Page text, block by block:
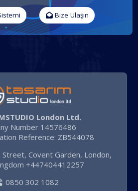
Bize Ulaşın
London Ltd.
Number 14576486
Reference: ZB544078
Covent Garden, London,
+447404412257
0850 302 1082